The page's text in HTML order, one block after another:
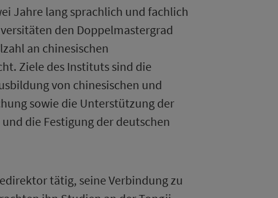
Jahre lang sprachlich und fachlich
den Doppelmastergrad
an chinesischen
Ziele des Instituts sind die
von chinesischen und
sowie die Unterstützung der
die Festigung der deutschen
tätig, seine Verbindung zu